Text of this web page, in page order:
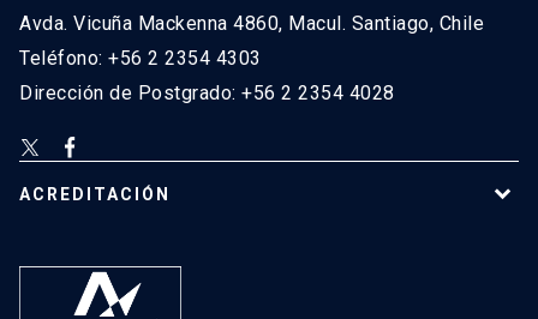
Avda. Vicuña Mackenna 4860, Macul. Santiago, Chile
Teléfono: +56 2 2354 4303
Dirección de Postgrado: +56 2 2354 4028
ACREDITACIÓN